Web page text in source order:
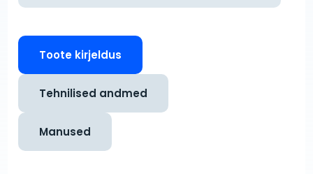
Toote kirjeldus
Tehnilised andmed
Manused